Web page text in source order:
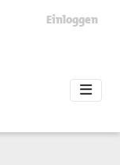
Einloggen